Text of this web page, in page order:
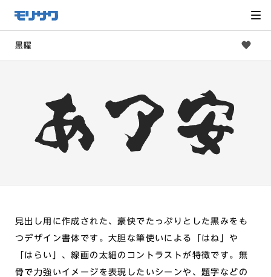
メ
ニュー
飛ばし
へ移動
黒曜
見出し用に作成された、豪快でたっぷりとした黒みをも
つデザイン書体です。大胆な筆使いによる「はね」や
「はらい」、線画の太細のコントラストが特徴です。無
骨で力強いイメージを表現したいシーンや、題字などの